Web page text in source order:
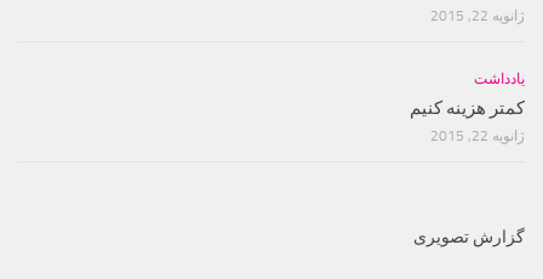
ژانویه 22, 2015
یادداشت
کمتر هزینه کنیم
ژانویه 22, 2015
گزارش تصویری